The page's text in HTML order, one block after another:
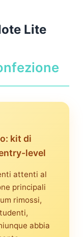
Lite
kit di
level
attenti al
principali
rimossi,
abbia